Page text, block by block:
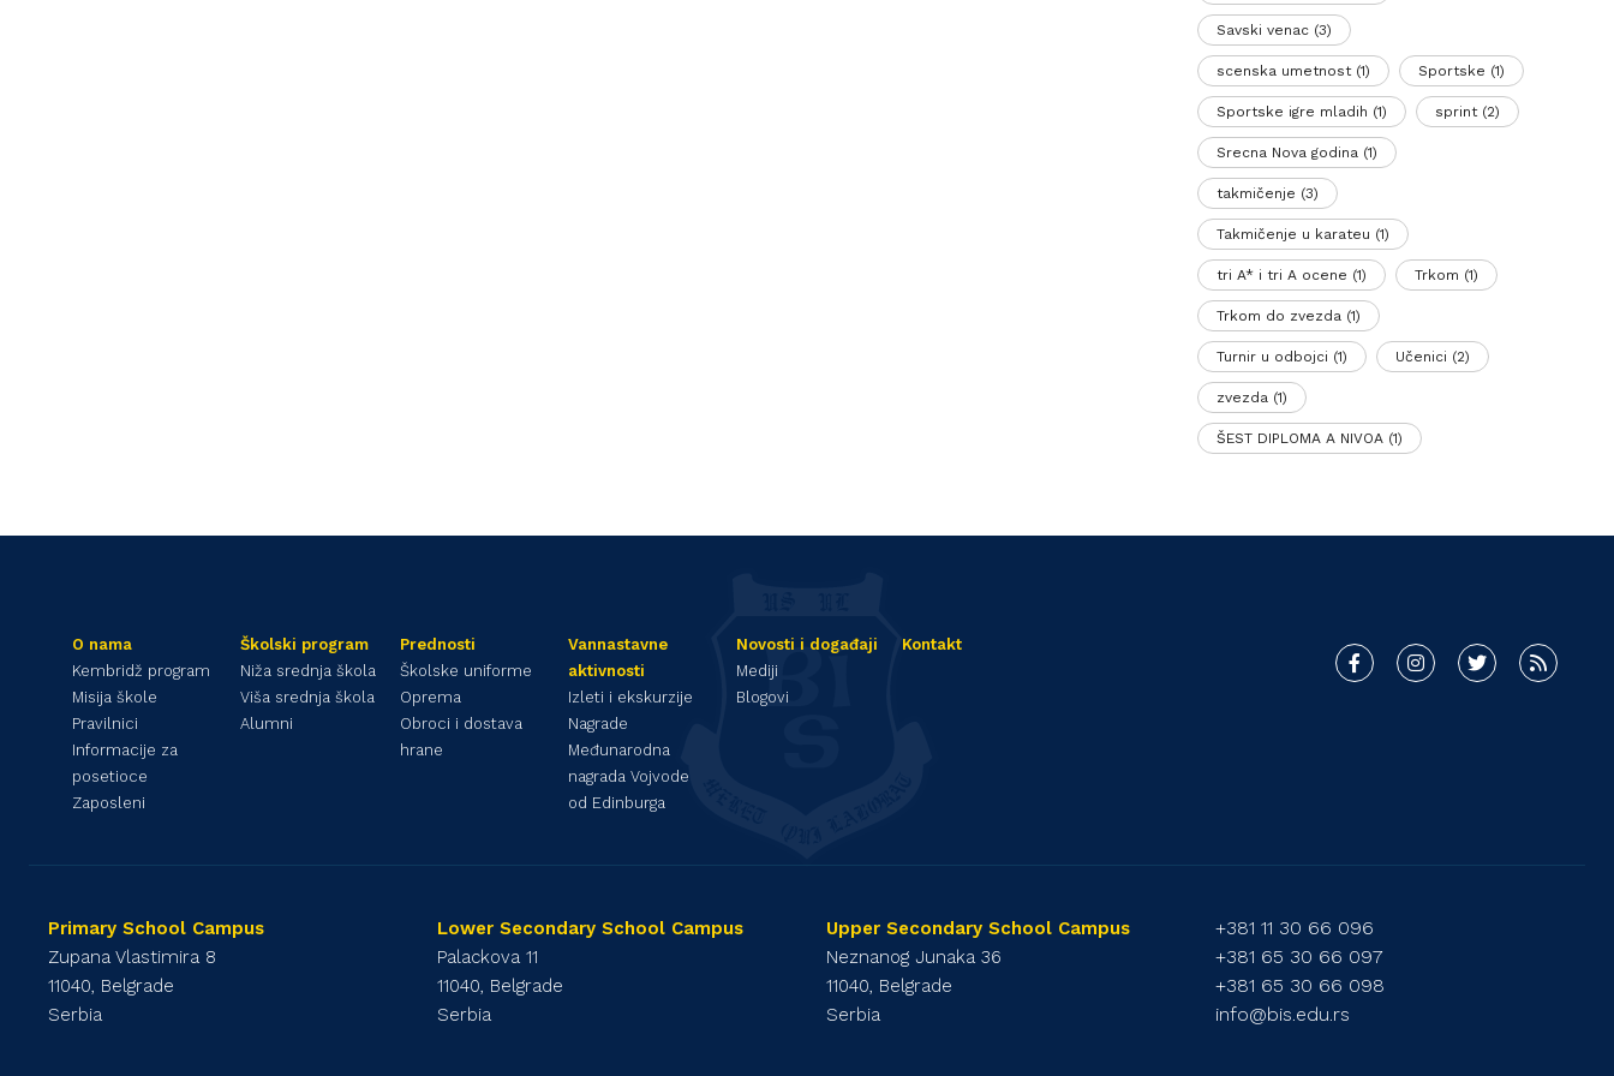
Savski venac(3)
scenska umetnost(1) Sportske (1)
Sportske igre mladih (1) sprint(2)
Srecna Nova godina(1)
takmičenje (3)
Takmičenje u karateu (1)
tri A* i tri A ocene (1) Trkom (1)
Trkom do zvezda(1)
Turnir u odbojci (1) Učenici (2)
zvezda(1)
ŠEST DIPLOMA A NIVOA(1)
O nama
Kembridž program
Misija škole
Pravilnici
Informacije za
posetioce
Zaposleni
Školski program
Niža srednja škola
Viša srednja škola
Alumni
Prednosti
Školske uniforme
Oprema
Obroci i dostava
hrane
Vannastavne
aktivnosti
Izleti i ekskurzije
Nagrade
Međunarodna
nagrada Vojvode
od Edinburga
Novosti i događaji
Mediji
Blogovi
Kontakt
Primary School Campus
Zupana Vlastimira 8
11040, Belgrade
Serbia
Lower Secondary School Campus
Palackova 11
11040, Belgrade
Serbia
Upper Secondary School Campus
Neznanog Junaka 36
11040, Belgrade
Serbia
+381 11 30 66 096
+381 65 30 66 097
+381 65 30 66 098
info@bis.edu.rs